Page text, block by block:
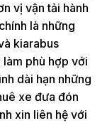
vị vận tải hành
là những
kiarabus
phù hợp với
dài hạn những
xe đưa đón
xin liên hệ với